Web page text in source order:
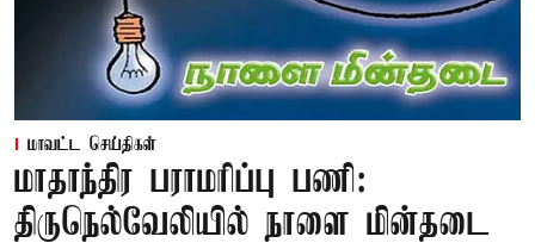
மாவட்ட செய்திகள்
மாதாந்திர பராமரிப்பு பணி:
திருநெல்வேலியில் நாளை மின்தடை